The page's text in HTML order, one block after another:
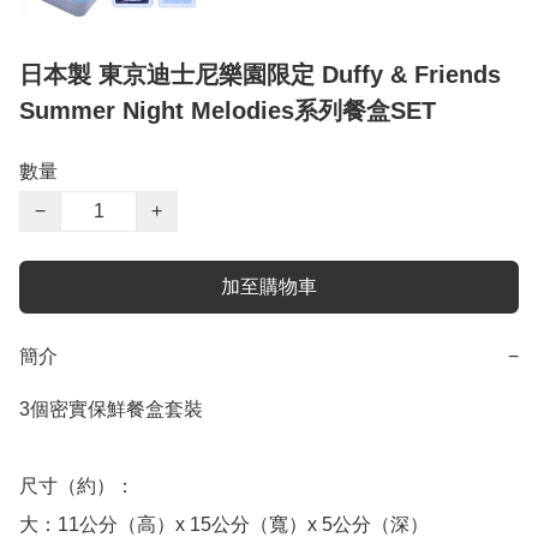
日本製 東京迪士尼樂園限定 Duffy & Friends
Summer Night Melodies系列餐盒SET
數量
−
+
加至購物車
簡介 −
3個密實保鮮餐盒套裝
尺寸（約）：
大：11公分（高）x 15公分（寬）x 5公分（深）